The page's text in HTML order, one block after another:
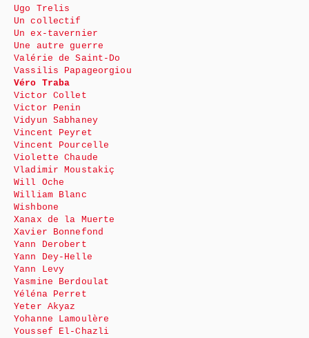
Ugo Trelis
Un collectif
Un ex-tavernier
Une autre guerre
Valérie de Saint-Do
Vassilis Papageorgiou
Véro Traba
Victor Collet
Victor Penin
Vidyun Sabhaney
Vincent Peyret
Vincent Pourcelle
Violette Chaude
Vladimir Moustakiç
Will Oche
William Blanc
Wishbone
Xanax de la Muerte
Xavier Bonnefond
Yann Derobert
Yann Dey-Helle
Yann Levy
Yasmine Berdoulat
Yéléna Perret
Yeter Akyaz
Yohanne Lamoulère
Youssef El-Chazli